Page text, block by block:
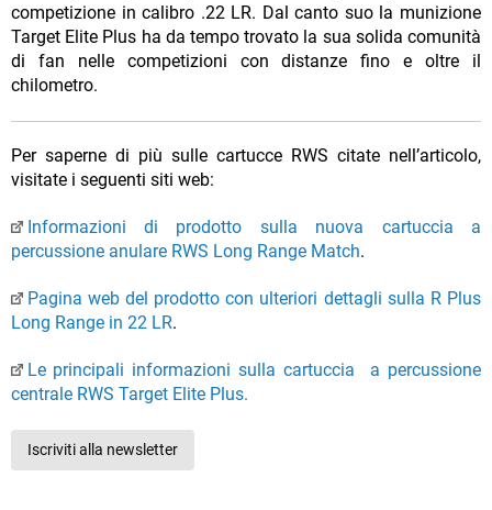
competizione in calibro .22 LR. Dal canto suo la munizione
Target Elite Plus ha da tempo trovato la sua solida comunità
di fan nelle competizioni con distanze fino e oltre il
chilometro.
Per saperne di più sulle cartucce RWS citate nell’articolo,
visitate i seguenti siti web:
Informazioni di prodotto sulla nuova cartuccia a
percussione anulare RWS Long Range Match.
Pagina web del prodotto con ulteriori dettagli sulla R Plus
Long Range in 22 LR.
Le principali informazioni sulla cartuccia a percussione
centrale RWS Target Elite Plus.
Iscriviti alla newsletter